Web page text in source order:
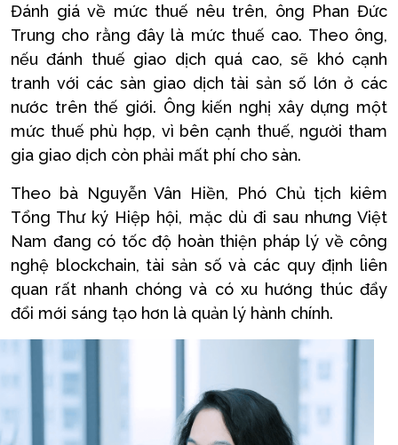
Đánh giá về mức thuế nêu trên, ông Phan Đức
Trung cho rằng đây là mức thuế cao. Theo ông,
nếu đánh thuế giao dịch quá cao, sẽ khó cạnh
tranh với các sàn giao dịch tài sản số lớn ở các
nước trên thế giới. Ông kiến nghị xây dựng một
mức thuế phù hợp, vì bên cạnh thuế, người tham
gia giao dịch còn phải mất phí cho sàn.
Theo bà Nguyễn Vân Hiền, Phó Chủ tịch kiêm
Tổng Thư ký Hiệp hội, mặc dù đi sau nhưng Việt
Nam đang có tốc độ hoàn thiện pháp lý về công
nghệ blockchain, tài sản số và các quy định liên
quan rất nhanh chóng và có xu hướng thúc đẩy
đổi mới sáng tạo hơn là quản lý hành chính.